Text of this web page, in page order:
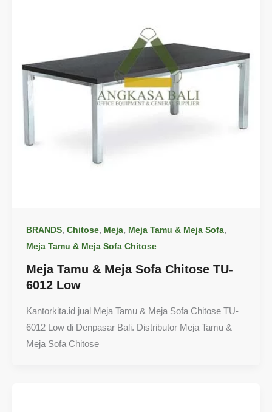
BRANDS, Chitose, Meja, Meja Tamu & Meja Sofa,
Meja Tamu & Meja Sofa Chitose
Meja Tamu & Meja Sofa Chitose TU-
6012 Low
Kantorkita.id jual Meja Tamu & Meja Sofa Chitose TU-
6012 Low di Denpasar Bali. Distributor Meja Tamu &
Meja Sofa Chitose